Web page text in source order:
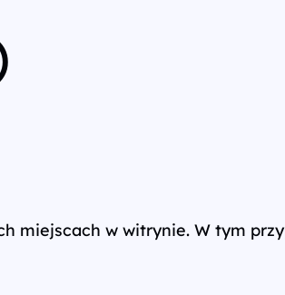
marketing
Marketing
miejscach w witrynie. W tym